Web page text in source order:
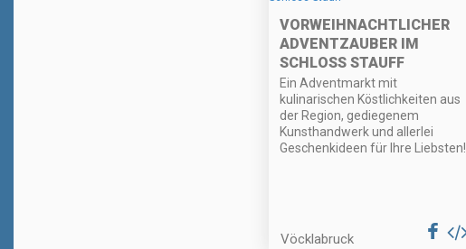
VORWEIHNACHTLICHER
ADVENTZAUBER IM
SCHLOSS STAUFF
Ein Adventmarkt mit
kulinarischen Köstlichkeiten aus
der Region, gediegenem
Kunsthandwerk und allerlei
Geschenkideen für Ihre Liebsten!
Vöcklabruck